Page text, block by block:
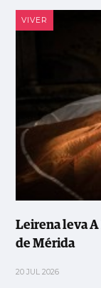
VIVER
Leirena leva A
de Mérida
20 JUL 2026